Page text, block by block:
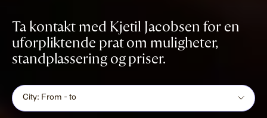
Ta kontakt med Kjetil Jacobsen for en
uforpliktende prat om muligheter,
standplassering og priser.
City: From - to